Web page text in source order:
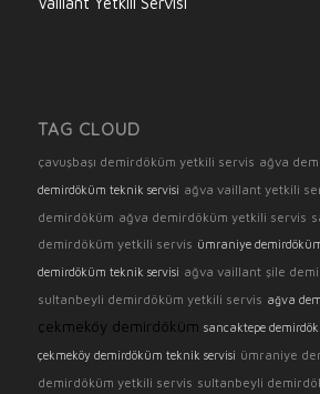
TAG CLOUD
çavuşbaşı demirdöküm yetkili servis ağva
demirdöküm teknik servisi ağva vaillant yetkili
demirdöküm ağva demirdöküm yetkili servis
demirdöküm yetkili servis ümraniye
demirdöküm teknik servisi ağva vaillant şile
sultanbeyli demirdöküm yetkili servis ağva
çekmeköy demirdöküm sancaktepe
çekmeköy demirdöküm teknik servisi ümraniye
demirdöküm yetkili servis sultanbeyli